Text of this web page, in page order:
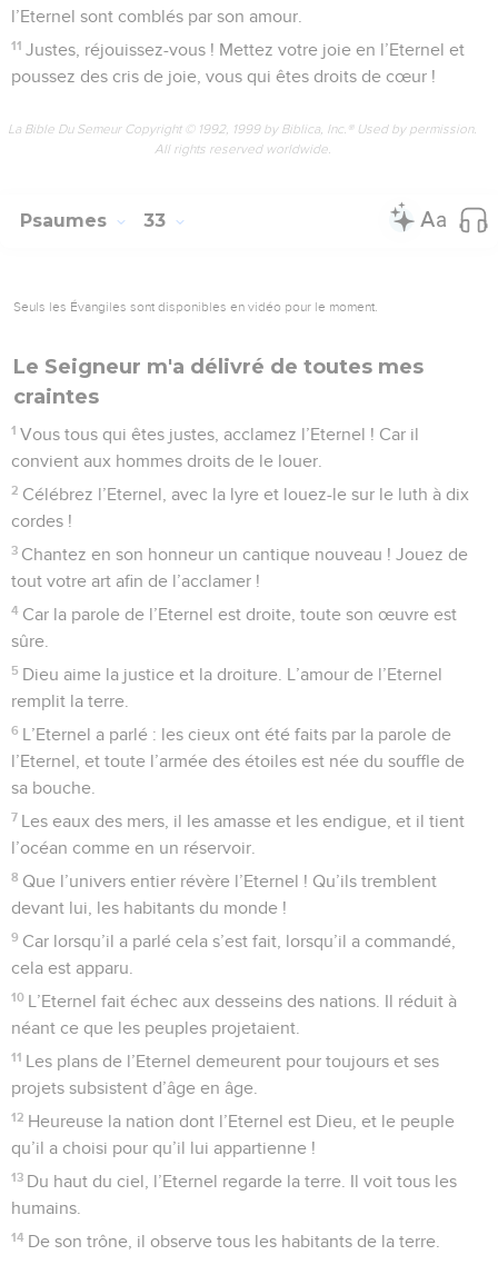
l’Eternel sont comblés par son amour.
11 Justes, réjouissez-vous ! Mettez votre joie en l’Eternel et
poussez des cris de joie, vous qui êtes droits de cœur !
La Bible Du Semeur Copyright © 1992, 1999 by Biblica, Inc.® Used by permission.
All rights reserved worldwide.
Psaumes 33
Seuls les Évangiles sont disponibles en vidéo pour le moment.
Le Seigneur m'a délivré de toutes mes
craintes
1 Vous tous qui êtes justes, acclamez l’Eternel ! Car il
convient aux hommes droits de le louer.
2 Célébrez l’Eternel, avec la lyre et louez-le sur le luth à dix
cordes !
3 Chantez en son honneur un cantique nouveau ! Jouez de
tout votre art afin de l’acclamer !
4 Car la parole de l’Eternel est droite, toute son œuvre est
sûre.
5 Dieu aime la justice et la droiture. L’amour de l’Eternel
remplit la terre.
6 L’Eternel a parlé : les cieux ont été faits par la parole de
l’Eternel, et toute l’armée des étoiles est née du souffle de
sa bouche.
7 Les eaux des mers, il les amasse et les endigue, et il tient
l’océan comme en un réservoir.
8 Que l’univers entier révère l’Eternel ! Qu’ils tremblent
devant lui, les habitants du monde !
9 Car lorsqu’il a parlé cela s’est fait, lorsqu’il a commandé,
cela est apparu.
10 L’Eternel fait échec aux desseins des nations. Il réduit à
néant ce que les peuples projetaient.
11 Les plans de l’Eternel demeurent pour toujours et ses
projets subsistent d’âge en âge.
12 Heureuse la nation dont l’Eternel est Dieu, et le peuple
qu’il a choisi pour qu’il lui appartienne !
13 Du haut du ciel, l’Eternel regarde la terre. Il voit tous les
humains.
14 De son trône, il observe tous les habitants de la terre.